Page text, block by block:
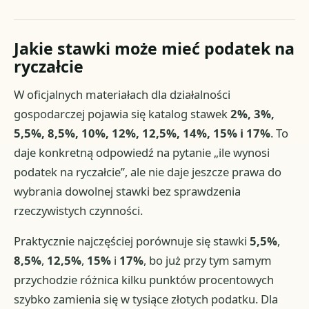
Jakie stawki może mieć podatek na
ryczałcie
W oficjalnych materiałach dla działalności
gospodarczej pojawia się katalog stawek2%, 3%,
5,5%, 8,5%, 10%, 12%, 12,5%, 14%, 15% i 17%. To
daje konkretną odpowiedź na pytanie „ile wynosi
podatek na ryczałcie”, ale nie daje jeszcze prawa do
wybrania dowolnej stawki bez sprawdzenia
rzeczywistych czynności.
Praktycznie najczęściej porównuje się stawki5,5%,
8,5%, 12,5%, 15% i 17%, bo już przy tym samym
przychodzie różnica kilku punktów procentowych
szybko zamienia się w tysiące złotych podatku. Dla